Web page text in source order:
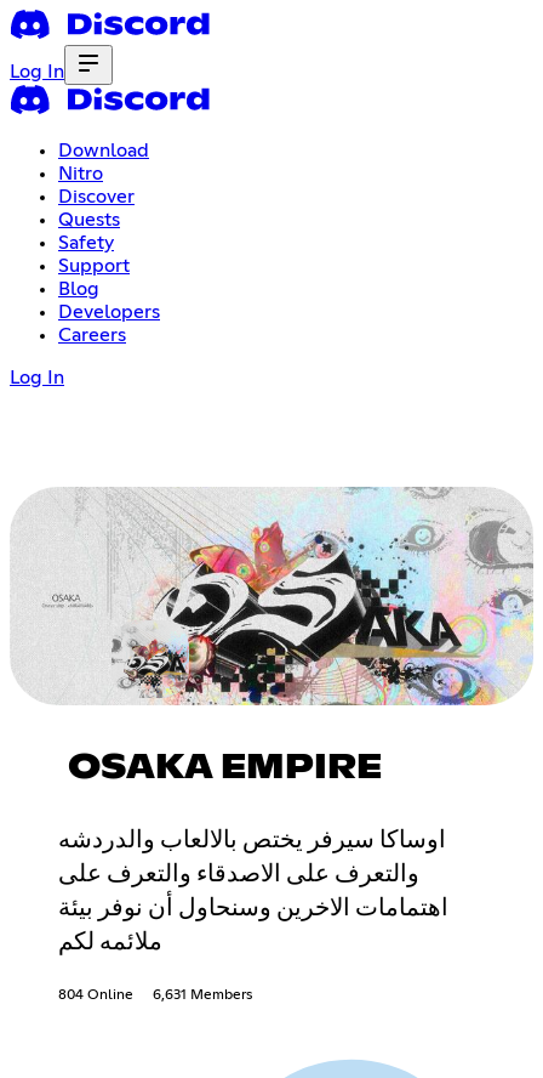
Log In
Download
Nitro
Discover
Quests
Safety
Support
Blog
Developers
Careers
Log In
OSAKA EMPIRE
اوساكا سيرفر يختص بالالعاب والدردشه
والتعرف على الاصدقاء والتعرف على
اهتمامات الاخرين وسنحاول أن نوفر بيئة
ملائمه لكم
804 Online 6,631 Members